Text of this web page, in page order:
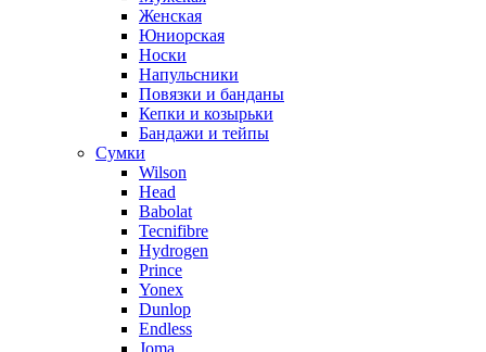
Женская
Юниорская
Носки
Напульсники
Повязки и банданы
Кепки и козырьки
Бандажи и тейпы
Сумки
Wilson
Head
Babolat
Tecnifibre
Hydrogen
Prince
Yonex
Dunlop
Endless
Joma